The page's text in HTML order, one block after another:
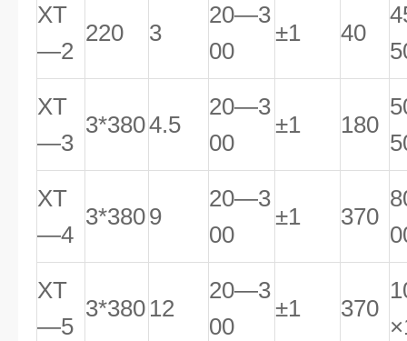
XT
—2
220 3
20—3
00
±1 40
XT
—3
3*3804.5
20—3
00
±1 180
XT
—4
3*3809
20—3
00
±1 370
XT
—5
3*380 12
20—3
00
±1 370